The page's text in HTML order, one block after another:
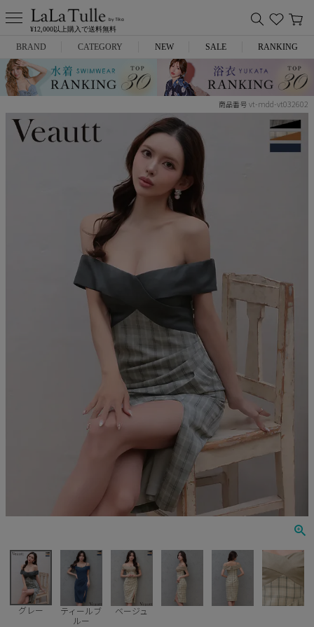
¥12,000以上購入で送料無料
BRAND
Anella
ROBE de FLEURS
JENNNY
COMEX
CATEGORY
ミニドレス
ロングドレス
NEW SALE RANKING
商品番号 vt-mdd-vt032602
グレー
ティールブ
ルー
ベージュ